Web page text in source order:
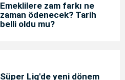
Emeklilere zam farkı ne
zaman ödenecek? Tarih
belli oldu mu?
Süper Lig'de yeni dönem